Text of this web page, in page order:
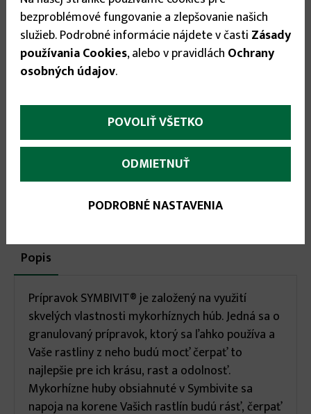
Stav tovaru: Na sklade
Expedícia do: 1-3 dní
12.90 €

More
infos
Popis
karta)
Prípravok SYMBIVIT® je založený na využití
skvelých vlastnosti mykorhíznych húb. Jedná sa o
granulovaný prípravok, ktorý sa ľahko používa a
Vaše rastliny z neho budú mocť čerpať to
najlepšie pre ich krásu, rast a odolnosť.
Mykorhízne huby obsiahnuté v Symbivite sa
napoja na korene Vašich rastlín budú rásť, čerpať
bezproblémové fungovanie a zlepšovanie našich
služieb. Podrobné informácie nájdete v časti Zásady
používania Cookies, alebo v pravidlách Ochrany
osobných údajov.
POVOLIŤ VŠETKO
ODMIETNUŤ
PODROBNÉ NASTAVENIA